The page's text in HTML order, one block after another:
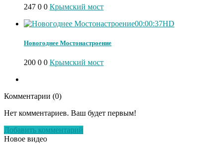
247 0 0 Крымский мост
00:00:37HD
Новогоднее Мостонастроение
200 0 0 Крымский мост
Комментарии (0)
Нет комментариев. Ваш будет первым!
Добавить комментарий
Новое видео